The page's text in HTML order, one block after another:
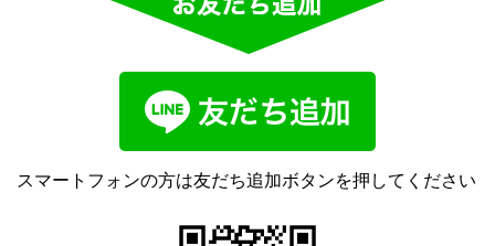
スマートフォンの方は友だち追加ボタンを押してください